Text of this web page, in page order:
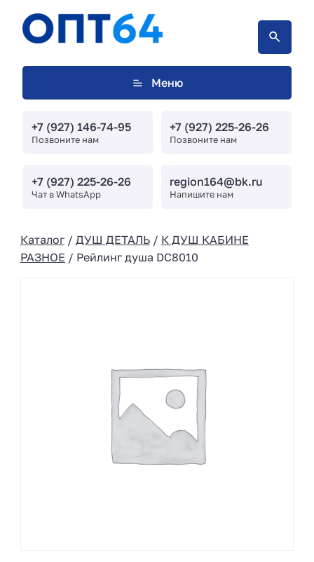
Меню
+7 (927) 146-74-95
Позвоните нам
+7 (927) 225-26-26
Позвоните нам
+7 (927) 225-26-26
Чат в WhatsApp
region164@bk.ru
Напишите нам
Каталог/ ДУШ ДЕТАЛЬ/ К ДУШ КАБИНЕ
РАЗНОЕ / Рейлинг душа DC8010